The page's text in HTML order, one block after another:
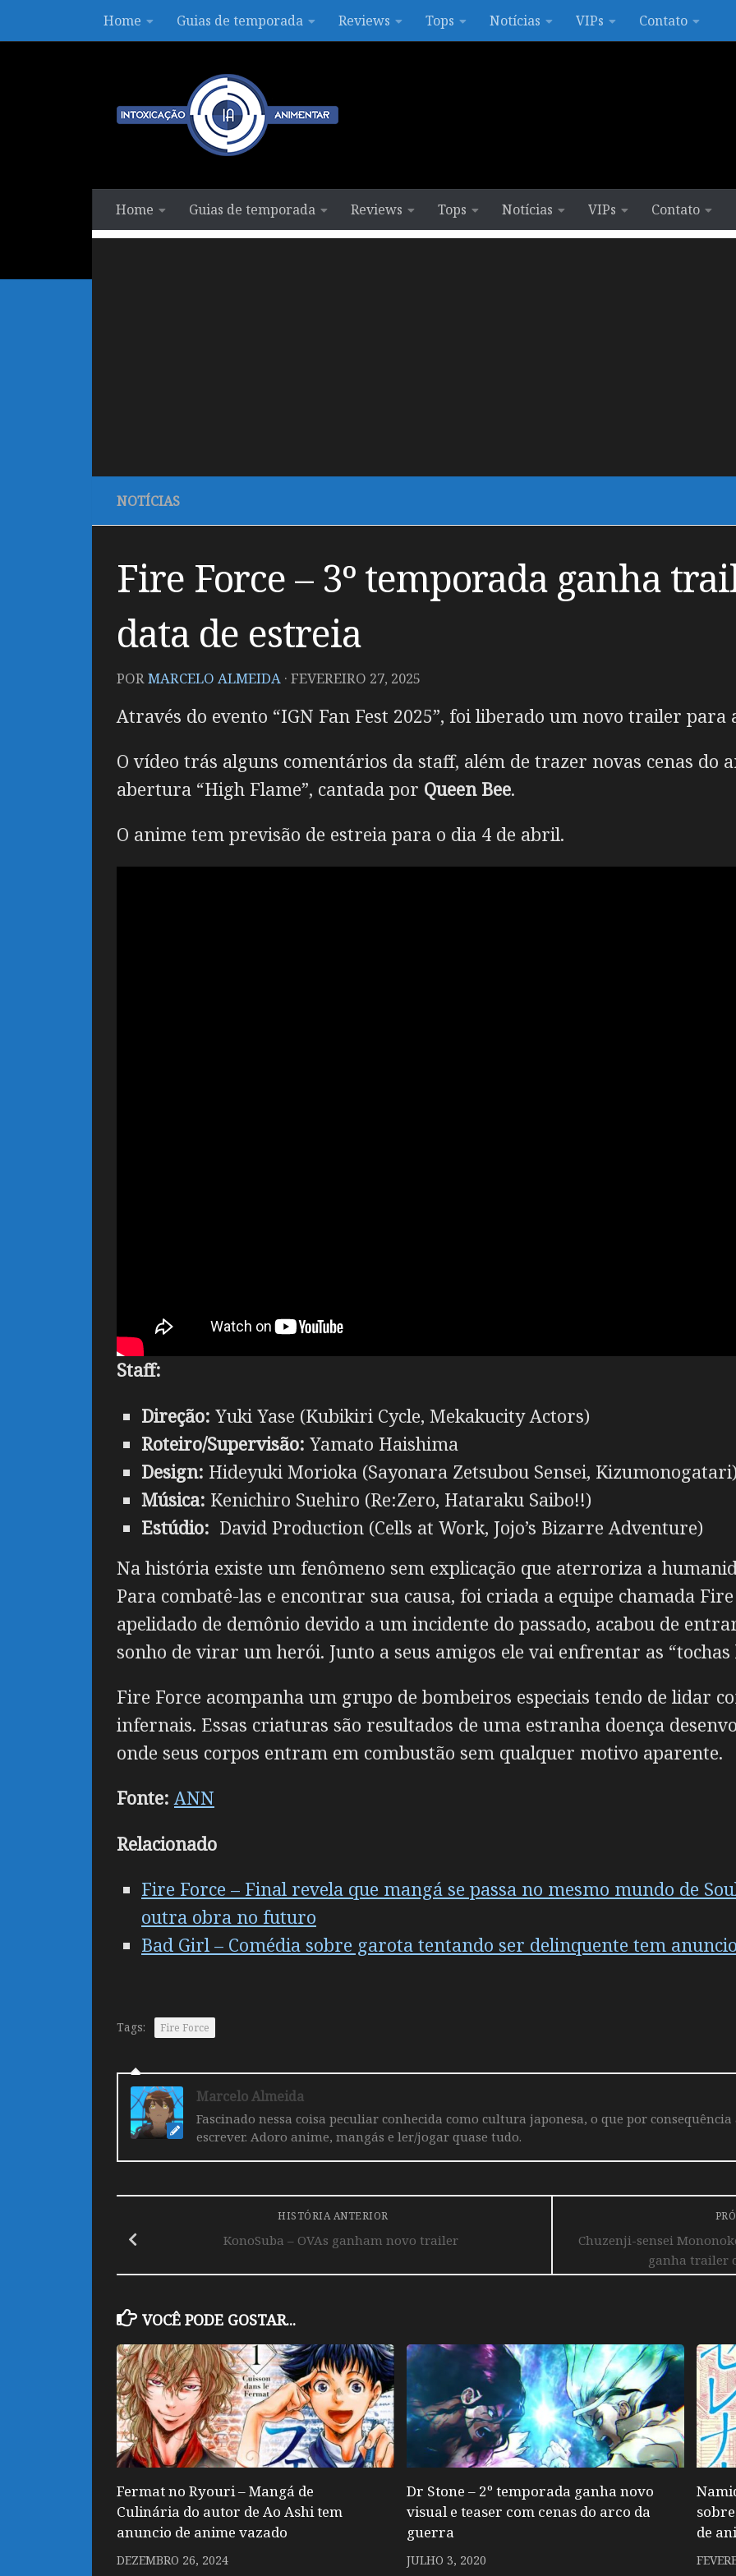
Skip to contentHome Guias de temporada Reviews Tops Notícias VIPs Contato
Home Guias de temporada Reviews Tops Notícias VIPs Contato
NOTÍCIAS
Fire Force – 3º temporada ganha
data de estreia
PORMARCELO ALMEIDA · FEVEREIRO 27, 2025
Através do evento “IGN Fan Fest 2025”, foi liberado um novo trailer para
O vídeo trás alguns comentários da staff, além de trazer novas cenas do
abertura “High Flame”, cantada por Queen Bee.
O anime tem previsão de estreia para o dia 4 de abril.
Staff:
Direção: Yuki Yase (Kubikiri Cycle, Mekakucity Actors)
Roteiro/Supervisão: Yamato Haishima
Design: Hideyuki Morioka (Sayonara Zetsubou Sensei,
Música: Kenichiro Suehiro (Re:Zero, Hataraku Saibo!!)
Estúdio: David Production (Cells at Work, Jojo’s Bizarre Adventure)
Na história existe um fenômeno sem explicação que aterroriza a
Para combatê-las e encontrar sua causa, foi criada a equipe chamada
apelidado de demônio devido a um incidente do passado, acabou de
sonho de virar um herói. Junto a seus amigos ele vai enfrentar as
Fire Force acompanha um grupo de bombeiros especiais tendo de lidar
infernais. Essas criaturas são resultados de uma estranha doença
onde seus corpos entram em combustão sem qualquer motivo aparente.
Fonte: ANN
Relacionado
Fire Force – Final revela que mangá se passa no mesmo mundo de
outra obra no futuro
Bad Girl – Comédia sobre garota tentando ser delinquente tem
Tags: Fire Force
Marcelo Almeida
Fascinado nessa coisa peculiar conhecida como cultura japonesa, o que por
escrever. Adoro anime, mangás e ler/jogar quase tudo.
Chuzenji-sensei
ganha trailer
HISTÓRIA ANTERIOR
KonoSuba – OVAs ganham novo trailer
VOCÊ PODE GOSTAR...
Fermat no Ryouri – Mangá de
Culinária do autor de Ao Ashi tem
anuncio de anime vazado
DEZEMBRO 26, 2024
Dr Stone – 2º temporada ganha novo
visual e teaser com cenas do arco da
guerra
JULHO 3, 2020
de